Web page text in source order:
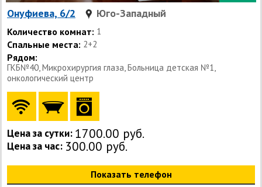
Онуфиева, 6/2 Юго-Западный
Количество комнат: 1
Спальные места: 2+2
Рядом:
ГКБ№40, Микрохирургия глаза, Больница детская №1,
онкологический центр
Цена за сутки: 1700.00 руб.
Цена за час: 300.00 руб.
Показать телефон